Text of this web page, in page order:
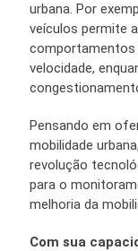
urbana. Por
veículos permite
comportamentos
velocidade,
Pensando em
mobilidade
revolução
para o
melhoria da
Com sua